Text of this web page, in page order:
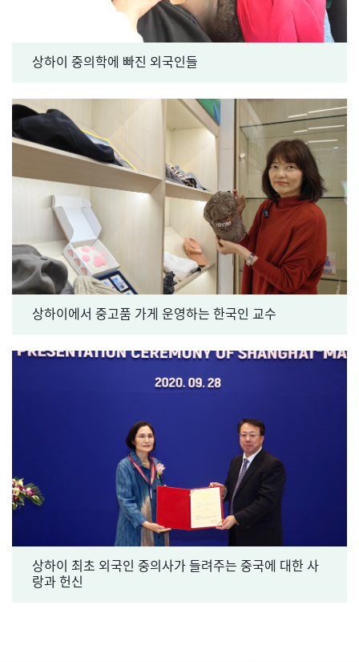
상하이 중의학에 빠진 외국인들
상하이에서 중고품 가게 운영하는 한국인 교수
상하이 최초 외국인 중의사가 들려주는 중국에 대한 사
랑과 헌신